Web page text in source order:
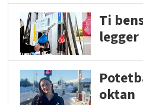
Ti
oktan